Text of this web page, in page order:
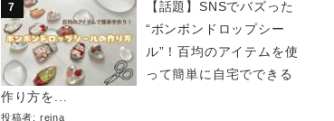
【話題】SNSでバズった
“ボンボンドロップシー
ル”！百均のアイテムを使
って簡単に自宅でできる
作り方を...
投稿者: reina